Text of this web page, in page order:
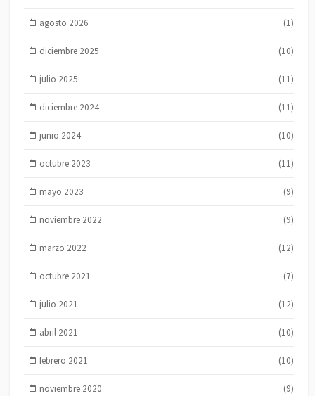
agosto 2026 (1)
diciembre 2025 (10)
julio 2025 (11)
diciembre 2024 (11)
junio 2024 (10)
octubre 2023 (11)
mayo 2023 (9)
noviembre 2022 (9)
marzo 2022 (12)
octubre 2021 (7)
julio 2021 (12)
abril 2021 (10)
febrero 2021 (10)
noviembre 2020 (9)